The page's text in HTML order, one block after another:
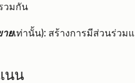
วมกัน
ยเท่านั้น): สร้างการมีส่วนร่วม
นน